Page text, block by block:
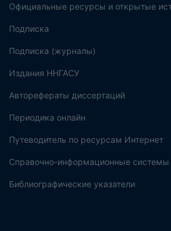
Официальные ресурсы и открытые
Подписка
Подписка (журналы)
Издания ННГАСУ
Авторефераты диссертаций
Периодика онлайн
Путеводитель по ресурсам Интернет
Справочно-информационные системы
Библиографические указатели